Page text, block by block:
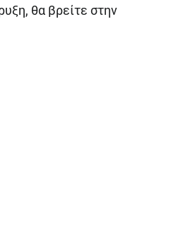
θα βρείτε στην